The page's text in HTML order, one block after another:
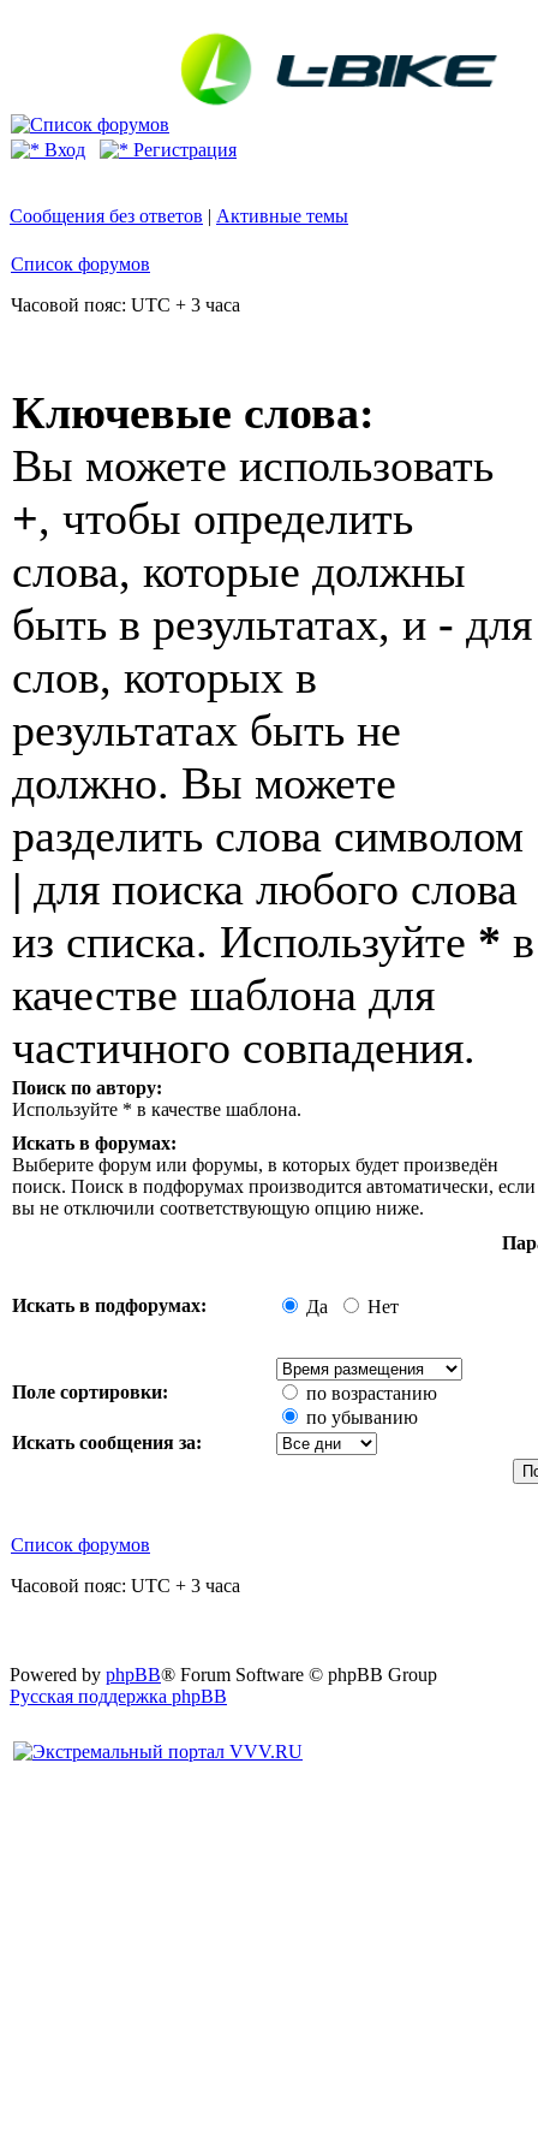
Вход Регистрация
Сообщения без ответов | Активные темы
Список форумов
Часовой пояс: UTC + 3 часа
Ключевые слова:
Вы можете использовать
+, чтобы определить
слова, которые должны
быть в результатах, и - для
слов, которых в
результатах быть не
должно. Вы можете
разделить слова символом
| для поиска любого слова
из списка. Используйте * в
качестве шаблона для
частичного совпадения.
Поиск по автору:
Используйте * в качестве шаблона.
Искать в форумах:
Выберите форум или форумы, в которых будет произведён
поиск. Поиск в подфорумах производится автоматически, если
вы не отключили соответствующую опцию ниже.
Искать в подфорумах: Да Нет
Поле сортировки:
по возрастанию
по убыванию
Искать сообщения за:
Список форумов
Часовой пояс: UTC + 3 часа
Powered by phpBB® Forum Software © phpBB Group
Русская поддержка phpBB